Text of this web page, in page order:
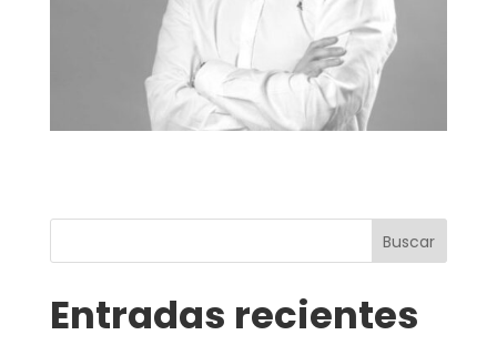
Buscar
Entradas recientes